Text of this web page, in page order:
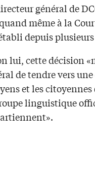
général de
même à la
depuis
lui, cette décision
de tendre vers
et les
linguistique